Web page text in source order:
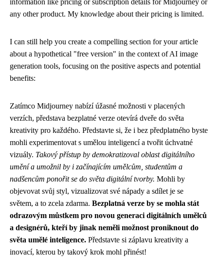
information like pricing or subscription details for Midjourney or
any other product. My knowledge about their pricing is limited.
I can still help you create a compelling section for your article
about a hypothetical "free version" in the context of AI image
generation tools, focusing on the positive aspects and potential
benefits:
Zatímco Midjourney nabízí úžasné možnosti v placených
verzích, představa bezplatné verze otevírá dveře do světa
kreativity pro každého. Představte si, že i bez předplatného byste
mohli experimentovat s umělou inteligencí a tvořit úchvatné
vizuály. Takový přístup by demokratizoval oblast digitálního
umění a umožnil by i začínajícím umělcům, studentům a
nadšencům ponořit se do světa digitální tvorby. Mohli by
objevovat svůj styl, vizualizovat své nápady a sdílet je se
světem, a to zcela zdarma. Bezplatná verze by se mohla stát
odrazovým můstkem pro novou generaci digitálních umělců
a designérů, kteří by jinak neměli možnost proniknout do
světa umělé inteligence. Představte si záplavu kreativity a
inovací, kterou by takový krok mohl přinést!